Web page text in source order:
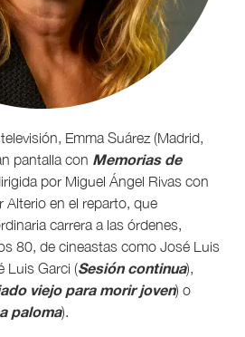
Emma Suárez (Madrid,
pantalla con Memorias de
por Miguel Ángel Rivas con
Alterio en el reparto, que
carrera a las órdenes,
80, de cineastas como José Luis
Luis Garci (Sesión continua),
viejo para morir joven) o
paloma).